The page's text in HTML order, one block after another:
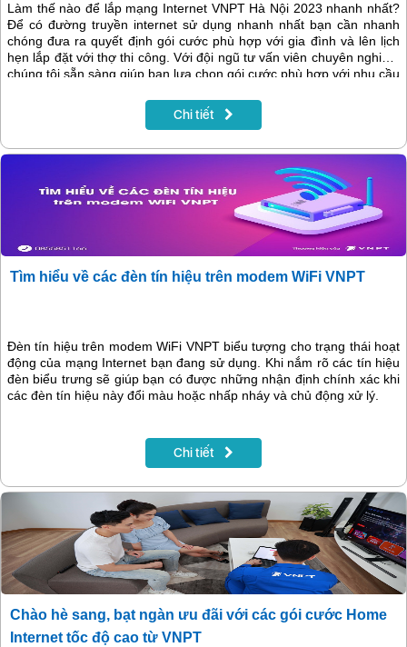
Làm thế nào để lắp mạng Internet VNPT Hà Nội 2023 nhanh nhất?
Để có đường truyền internet sử dụng nhanh nhất bạn cần nhanh
chóng đưa ra quyết định gói cước phù hợp với gia đình và lên lịch
hẹn lắp đặt với thợ thi công. Với đội ngũ tư vấn viên chuyên nghiệp,
chúng tôi sẵn sàng giúp bạn lựa chọn gói cước phù hợp với nhu cầu
Chi tiết
Tìm hiểu về các đèn tín hiệu trên modem WiFi VNPT
Đèn tín hiệu trên modem WiFi VNPT biểu tượng cho trạng thái hoạt
động của mạng Internet bạn đang sử dụng. Khi nắm rõ các tín hiệu
đèn biểu trưng sẽ giúp bạn có được những nhận định chính xác khi
các đèn tín hiệu này đổi màu hoặc nhấp nháy và chủ động xử lý.
Chi tiết
Chào hè sang, bạt ngàn ưu đãi với các gói cước Home
Internet tốc độ cao từ VNPT